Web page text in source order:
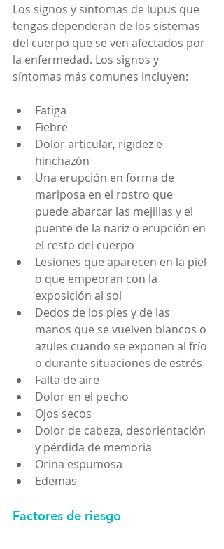
Los signos y síntomas de lupus que
tengas dependerán de los sistemas
del cuerpo que se ven afectados por
la enfermedad. Los signos y
síntomas más comunes incluyen:
Fatiga
Fiebre
Dolor articular, rigidez e
hinchazón
Una erupción en forma de
mariposa en el rostro que
puede abarcar las mejillas y el
puente de la nariz o erupción en
el resto del cuerpo
Lesiones que aparecen en la piel
o que empeoran con la
exposición al sol
Dedos de los pies y de las
manos que se vuelven blancos o
azules cuando se exponen al frío
o durante situaciones de estrés
Falta de aire
Dolor en el pecho
Ojos secos
Dolor de cabeza, desorientación
y pérdida de memoria
Orina espumosa
Edemas
Factores de riesgo